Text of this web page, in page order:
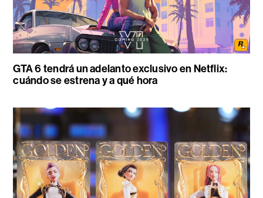
GTA 6 tendrá un adelanto exclusivo en Netflix:
cuándo se estrena y a qué hora